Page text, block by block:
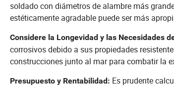
soldado con diámetros de alambre más
estéticamente agradable puede ser más
Considere la Longevidad y las Necesidades
corrosivos debido a sus propiedades
construcciones junto al mar para combatir la
Presupuesto y Rentabilidad: Es prudente